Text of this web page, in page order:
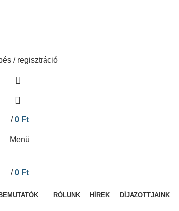
/ regisztráció
/ 0 Ft
Menü
/ 0 Ft
RÓLUNK HÍREK DÍJAZOTTJAINK